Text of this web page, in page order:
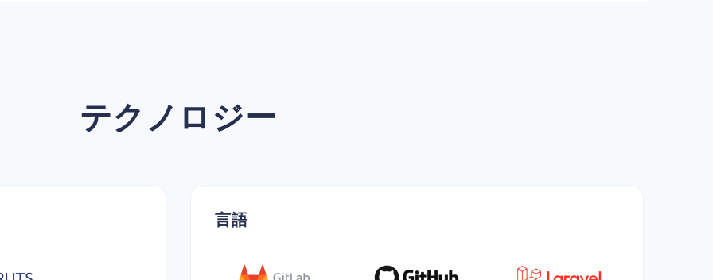
テクノロジー
言語